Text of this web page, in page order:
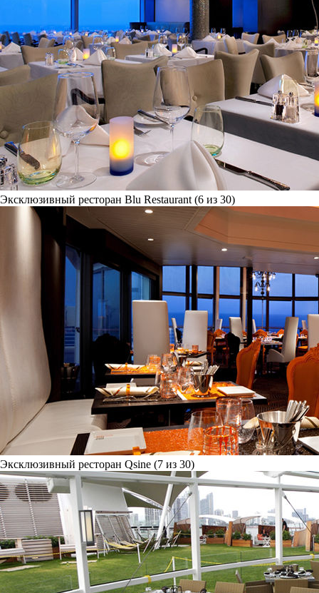
Эксклюзивный ресторан Blu Restaurant (6 из 30)
Эксклюзивный ресторан Qsine (7 из 30)